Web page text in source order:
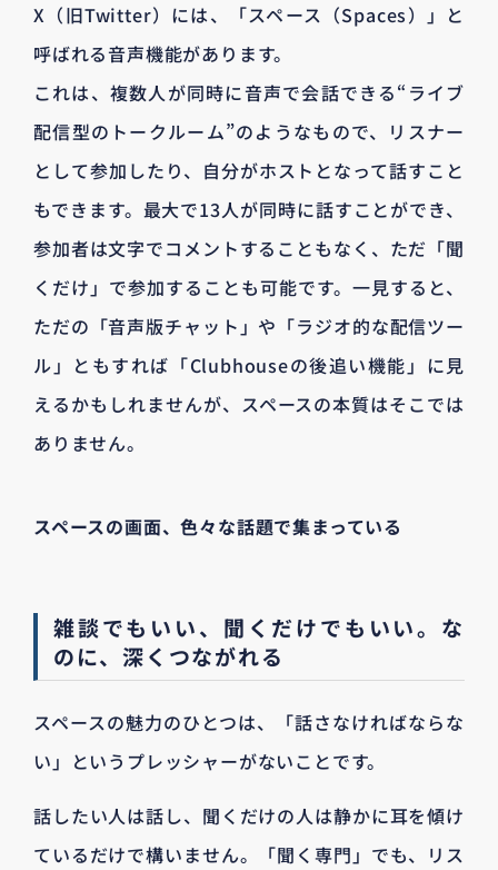
X（旧Twitter）には、「スペース（Spaces）」と
呼ばれる音声機能があります。
これは、複数人が同時に音声で会話できる“ライブ
配信型のトークルーム”のようなもので、リスナー
として参加したり、自分がホストとなって話すこと
もできます。最大で13人が同時に話すことができ、
参加者は文字でコメントすることもなく、ただ「聞
くだけ」で参加することも可能です。一見すると、
ただの「音声版チャット」や「ラジオ的な配信ツー
ル」ともすれば「Clubhouseの後追い機能」に見
えるかもしれませんが、スペースの本質はそこでは
ありません。
スペースの画面、色々な話題で集まっている
雑談でもいい、聞くだけでもいい。な
のに、深くつながれる
スペースの魅力のひとつは、「話さなければならな
い」というプレッシャーがないことです。
話したい人は話し、聞くだけの人は静かに耳を傾け
ているだけで構いません。「聞く専門」でも、リス